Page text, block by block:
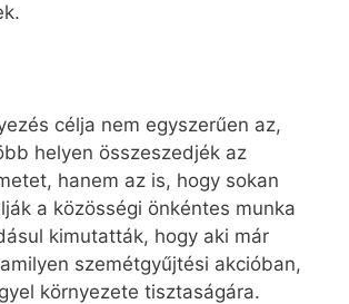
célja nem egyszerűen az,
helyen összeszedjék az
hanem az is, hogy sokan
a közösségi önkéntes munka
kimutatták, hogy aki már
szemétgyűjtési akcióban,
környezete tisztaságára.